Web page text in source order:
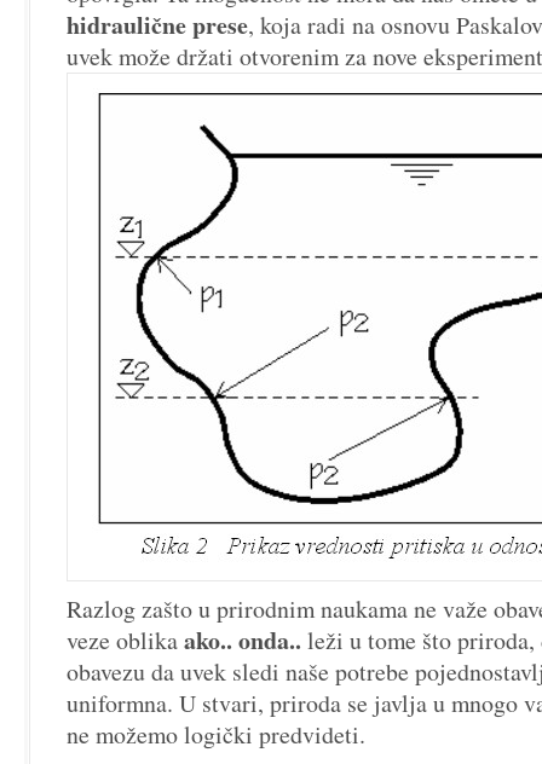
hidraulične prese, koja radi na osnovu
uvek može držati otvorenim za nove
Razlog zašto u prirodnim naukama ne važe
veze oblikaako.. onda.. leži u tome što priroda,
obavezu da uvek sledi naše potrebe
uniformna. U stvari, priroda se javlja u mnogo
ne možemo logički predvideti.